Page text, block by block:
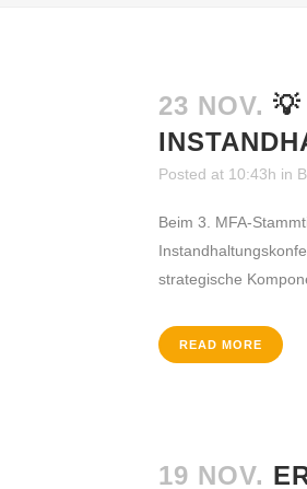
23 NOV. 💡
Posted at 10:43h in
Beim 3. MFA-
strategische
READ MORE
19 NOV.